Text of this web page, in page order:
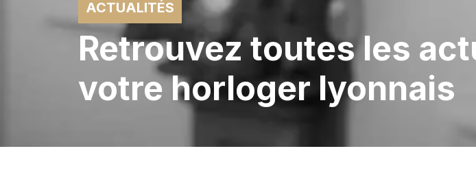
ACTUALITÉS
Retrouvez toutes les
votre horloger lyonnais